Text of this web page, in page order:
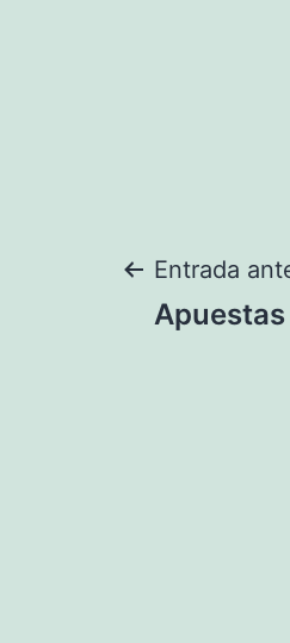
Entrada
Apuestas